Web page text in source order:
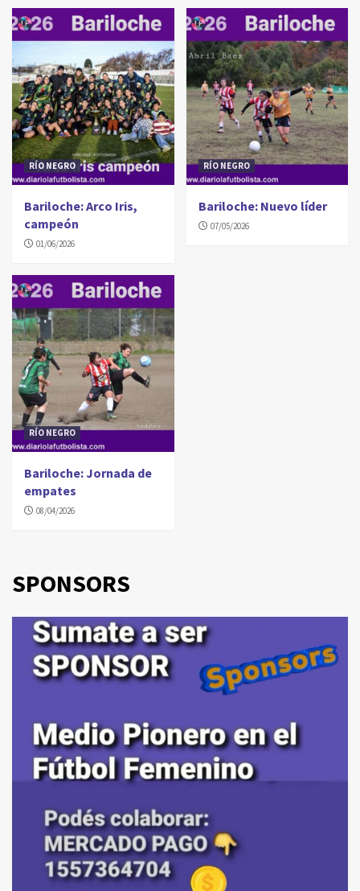
RÍO NEGRO
Bariloche: Arco Iris,
campeón
01/06/2026
RÍO NEGRO
Bariloche: Nuevo líder
07/05/2026
RÍO NEGRO
Bariloche: Jornada de
empates
08/04/2026
SPONSORS